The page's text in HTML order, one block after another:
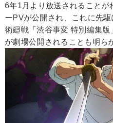
6年1月より放送されることが
ーPVが公開され、これに先
術廻戦「渋谷事変 特別編集版
が劇場公開されることも明ら